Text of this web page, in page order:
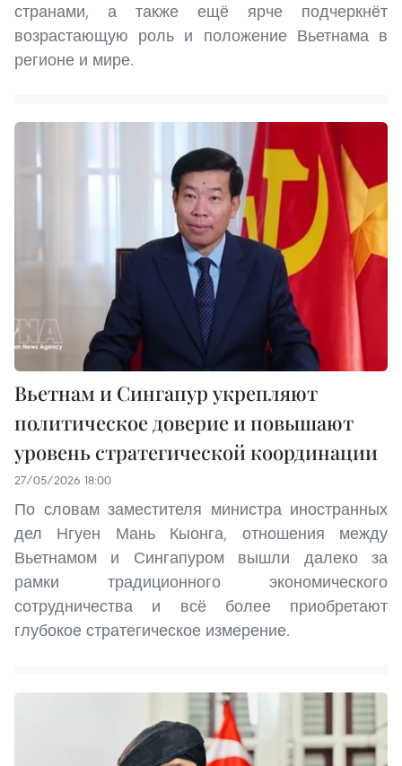
странами, а также ещё ярче подчеркнёт
возрастающую роль и положение Вьетнама в
регионе и мире.
Вьетнам и Сингапур укрепляют
политическое доверие и повышают
уровень стратегической координации
27/05/2026 18:00
По словам заместителя министра иностранных
дел Нгуен Мань Кыонга, отношения между
Вьетнамом и Сингапуром вышли далеко за
рамки традиционного экономического
сотрудничества и всё более приобретают
глубокое стратегическое измерение.